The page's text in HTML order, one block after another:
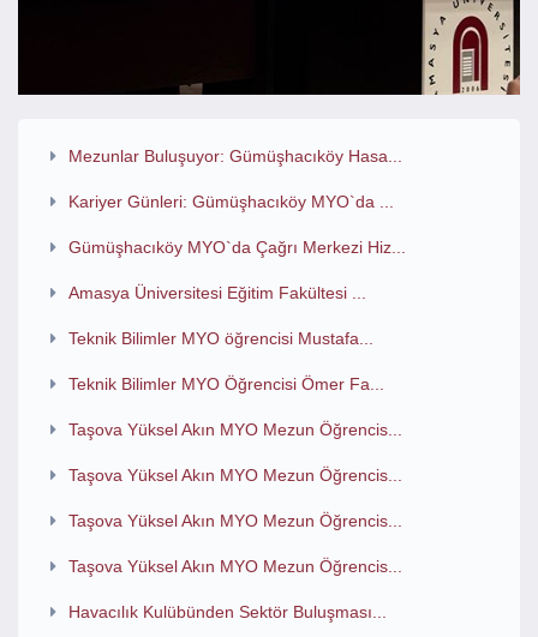
Mezunlar Buluşuyor: Gümüşhacıköy Hasa...
Kariyer Günleri: Gümüşhacıköy MYO`da ...
Gümüşhacıköy MYO`da Çağrı Merkezi Hiz...
Amasya Üniversitesi Eğitim Fakültesi ...
Teknik Bilimler MYO öğrencisi Mustafa...
Teknik Bilimler MYO Öğrencisi Ömer Fa...
Taşova Yüksel Akın MYO Mezun Öğrencis...
Taşova Yüksel Akın MYO Mezun Öğrencis...
Taşova Yüksel Akın MYO Mezun Öğrencis...
Taşova Yüksel Akın MYO Mezun Öğrencis...
Havacılık Kulübünden Sektör Buluşması...